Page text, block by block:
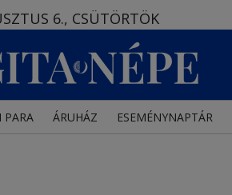
6., CSÜTÖRTÖK
PARA ÁRUHÁZ ESEMÉNYNAPTÁR